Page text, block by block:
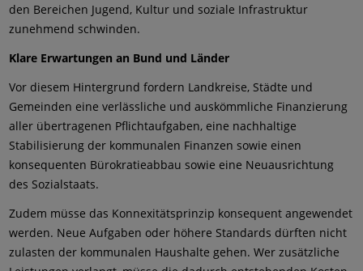
den Bereichen Jugend, Kultur und soziale Infrastruktur
zunehmend schwinden.
Klare Erwartungen an Bund und Länder
Vor diesem Hintergrund fordern Landkreise, Städte und
Gemeinden eine verlässliche und auskömmliche Finanzierung
aller übertragenen Pflichtaufgaben, eine nachhaltige
Stabilisierung der kommunalen Finanzen sowie einen
konsequenten Bürokratieabbau sowie eine Neuausrichtung
des Sozialstaats.
Zudem müsse das Konnexitätsprinzip konsequent angewendet
werden. Neue Aufgaben oder höhere Standards dürften nicht
zulasten der kommunalen Haushalte gehen. Wer zusätzliche